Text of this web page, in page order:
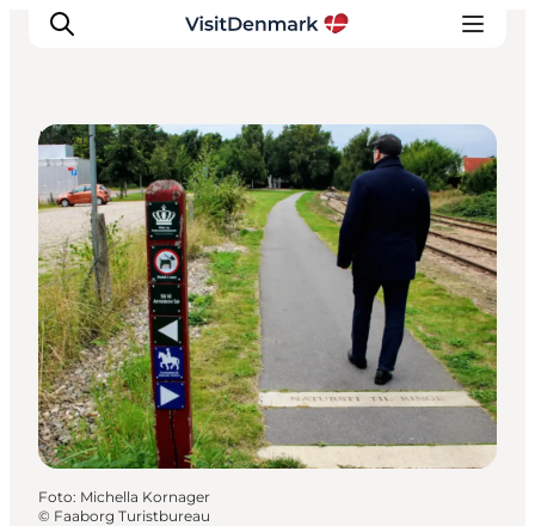
Inspiration
Regionen
Erlebnisse
Unterkünfte
Reiseplanung
Naturgebiete
Foto: Michella Kornager
© Faaborg Turistbureau